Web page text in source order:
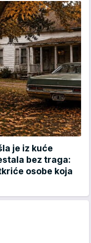
je iz kuće
bez traga:
osobe koja